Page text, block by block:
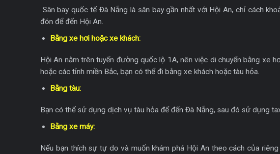
Sân bay quốc tế Đà Nẵng là sân bay gần nhất với Hội An, chỉ cách
đón để đến Hội An.
Bằng xe hơi hoặc xe khách:
Hội An nằm trên tuyến đường quốc lộ 1A, nên việc di chuyển bằng xe
hoặc các tỉnh miền Bắc, bạn có thể đi bằng xe khách hoặc tàu hỏa.
Bằng tàu:
Bạn có thể sử dụng dịch vụ tàu hỏa để đến Đà Nẵng, sau đó sử dụng
Bằng xe máy:
Nếu bạn thích sự tự do và muốn khám phá Hội An theo cách của